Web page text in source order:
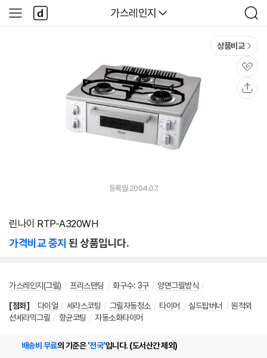
다나와
가스레인지
검
색
사
이
다
나
와
상품비교
관
심
등록월 2004.07.
린나이 RTP-A320WH
가격비교 중지 된 상품입니다.
가스레인지(그릴) / 프리스탠딩 / 화구수: 3구 / 양면그릴방식 /
[점화] 다이얼 / 세라스코팅 / 그릴자동청소 / 타이머 / 실드탑버너 / 원적외
선세라믹그릴 / 항균코팅 / 자동소화타이머
배송비 무료의 기준은'전국'입니다. (도서산간 제외)